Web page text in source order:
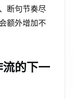
断句节奏尽
额外增加不
的下一